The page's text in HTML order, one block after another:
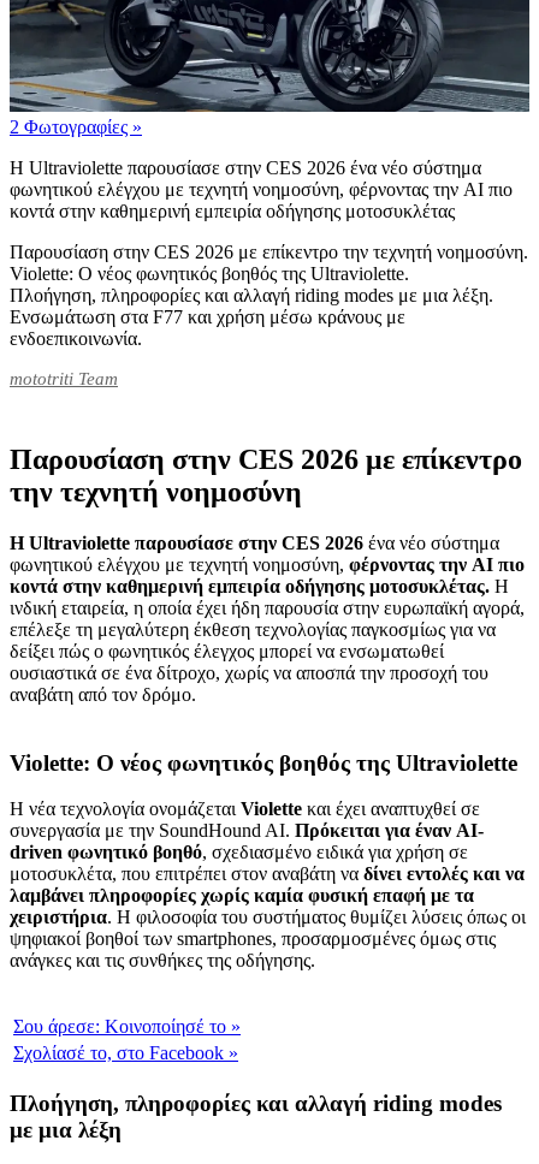
2 Φωτογραφίες »
Η Ultraviolette παρουσίασε στην CES 2026 ένα νέο σύστημα
φωνητικού ελέγχου με τεχνητή νοημοσύνη, φέρνοντας την AI πιο
κοντά στην καθημερινή εμπειρία οδήγησης μοτοσυκλέτας
Παρουσίαση στην CES 2026 με επίκεντρο την τεχνητή νοημοσύνη.
Violette: Ο νέος φωνητικός βοηθός της Ultraviolette.
Πλοήγηση, πληροφορίες και αλλαγή riding modes με μια λέξη.
Ενσωμάτωση στα F77 και χρήση μέσω κράνους με
ενδοεπικοινωνία.
mototriti Team
Παρουσίαση στην CES 2026 με επίκεντρο
την τεχνητή νοημοσύνη
Η Ultraviolette παρουσίασε στην CES 2026 ένα νέο σύστημα
φωνητικού ελέγχου με τεχνητή νοημοσύνη, φέρνοντας την AI πιο
κοντά στην καθημερινή εμπειρία οδήγησης μοτοσυκλέτας. Η
ινδική εταιρεία, η οποία έχει ήδη παρουσία στην ευρωπαϊκή αγορά,
επέλεξε τη μεγαλύτερη έκθεση τεχνολογίας παγκοσμίως για να
δείξει πώς ο φωνητικός έλεγχος μπορεί να ενσωματωθεί
ουσιαστικά σε ένα δίτροχο, χωρίς να αποσπά την προσοχή του
αναβάτη από τον δρόμο.
Violette: Ο νέος φωνητικός βοηθός της Ultraviolette
Η νέα τεχνολογία ονομάζεταιViolette και έχει αναπτυχθεί σε
συνεργασία με την SoundHound AI. Πρόκειται για έναν AI-
driven φωνητικό βοηθό, σχεδιασμένο ειδικά για χρήση σε
μοτοσυκλέτα, που επιτρέπει στον αναβάτη να δίνει εντολές και να
λαμβάνει πληροφορίες χωρίς καμία φυσική επαφή με τα
χειριστήρια. Η φιλοσοφία του συστήματος θυμίζει λύσεις όπως οι
ψηφιακοί βοηθοί των smartphones, προσαρμοσμένες όμως στις
ανάγκες και τις συνθήκες της οδήγησης.
Σου άρεσε: Κοινοποίησέ το »
Σχολίασέ το, στο Facebook »
Πλοήγηση, πληροφορίες και αλλαγή riding modes
με μια λέξη